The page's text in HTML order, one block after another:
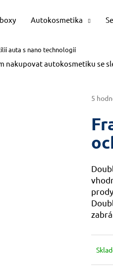
Autokosmetika
auta s nano technologií
je
z
5
nakupovat autokosmetiku se
potřebujete najít?